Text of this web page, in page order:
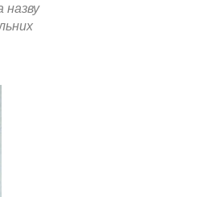
назву